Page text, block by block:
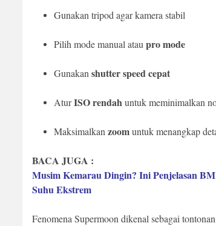
Gunakan tripod agar kamera stabil
Pilih mode manual atau pro mode
Gunakan shutter speed cepat
AturISO rendahuntuk meminimalkan
Maksimalkan zoomuntuk menangkap
BACA JUGA :
Musim Kemarau Dingin? Ini Penjelasan
Suhu Ekstrem
Fenomena Supermoon dikenal sebagai